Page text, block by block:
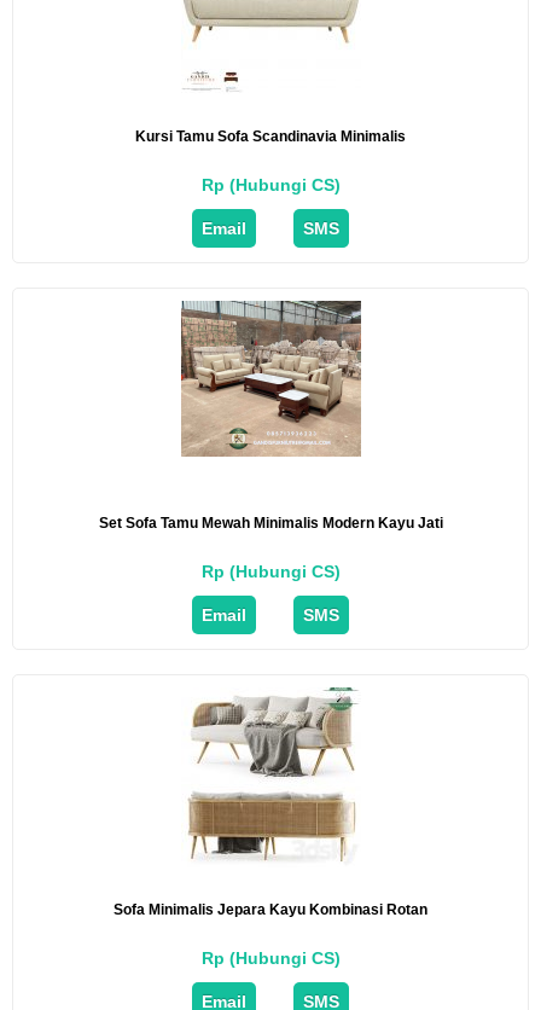
Kursi Tamu Sofa Scandinavia Minimalis
Rp (Hubungi CS)
Email SMS
Set Sofa Tamu Mewah Minimalis Modern Kayu Jati
Rp (Hubungi CS)
Email SMS
Sofa Minimalis Jepara Kayu Kombinasi Rotan
Rp (Hubungi CS)
Email SMS